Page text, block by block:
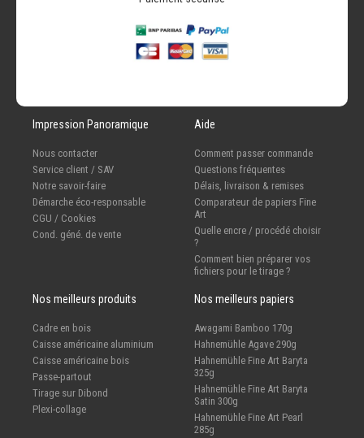
Impression Panoramique
Nous contacter
Service client / SAV
Notre savoir-faire
Démarche éco-responsable
CGU / Cookies
Cond. géné. de vente
Aide
Comment passer commande
Questions fréquentes
Délais, livraison & remises
Comparateur de papiers Fine
Art
Quelle encre / procédé choisir
?
Comment bien préparer vos
fichiers pour le tirage ?
Nos meilleurs produits
Cadre en bois
Caisse américaine aluminium
Caisse américaine bois
Passe-partout
Tirage sur Dibond
Plexi-collage
Nos meilleurs papiers
Awagami Bamboo 170g
Hahnemühle Agave 290g
Hahnemühle Fine Art Baryta
325g
Hahnemühle Fine Art Baryta
Satin 300g
Hahnemühle Fine Art Pearl
285g